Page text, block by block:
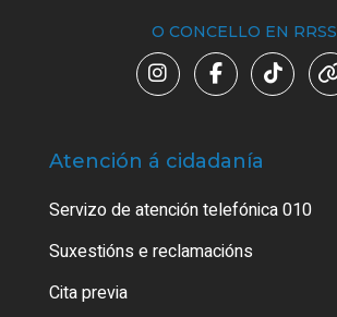
O CONCELLO EN RRSS
Atención á cidadanía
Servizo de atención telefónica 010
Suxestións e reclamacións
Cita previa